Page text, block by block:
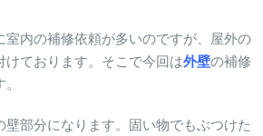
室内の補修依頼が多いのですが、屋外の
けております。そこで今回は外壁の補修
壁部分になります。固い物でもぶつけた